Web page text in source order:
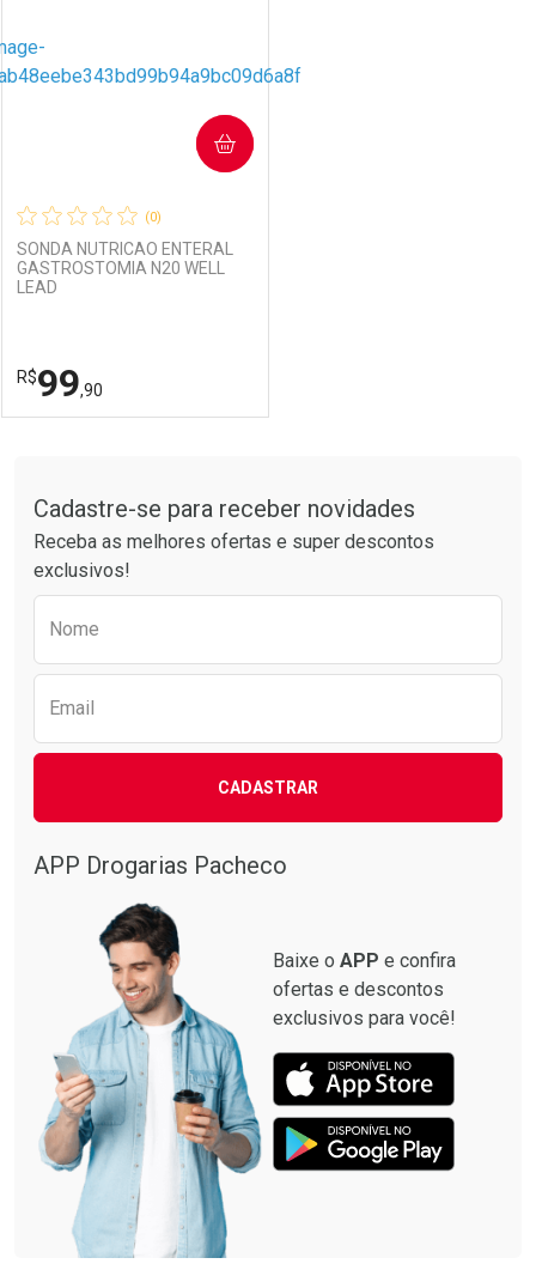
(0)
SONDA NUTRICAO ENTERAL
GASTROSTOMIA N20 WELL
LEAD
R$99,90
COMPRAR
Laboratório
Comprar sem Desconto
Por Menos
Comprar sem Desconto
Por R$ 99,90/cada
Cadastre-se para receber novidades
Receba as melhores ofertas e super descontos
exclusivos!
Nome
Email
CADASTRAR
APP Drogarias Pacheco
Baixe o APP e confira
ofertas e descontos
exclusivos para você!